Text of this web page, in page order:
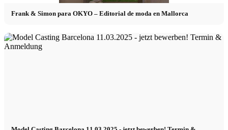
Frank & Simon para OKYO – Editorial de moda en Mallorca